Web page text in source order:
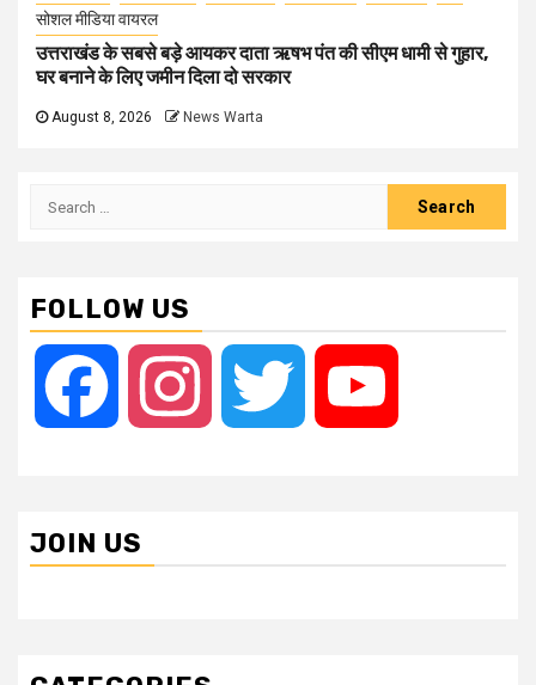
सोशल मीडिया वायरल
उत्तराखंड के सबसे बड़े आयकर दाता ऋषभ पंत की सीएम धामी से गुहार,
घर बनाने के लिए जमीन दिला दो सरकार
August 8, 2026 News Warta
Search
FOLLOW US
Facebook Instagram Twitter
JOIN US